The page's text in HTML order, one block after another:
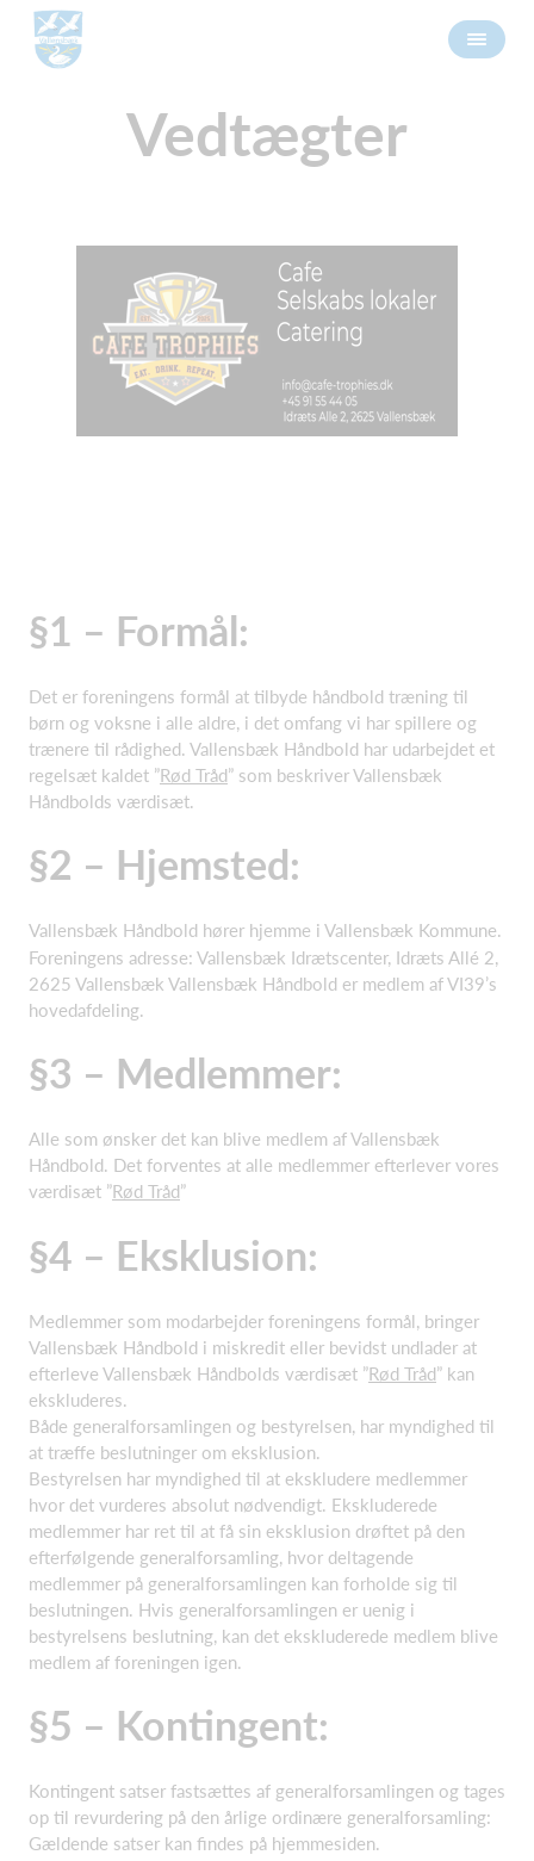
Vedtægter
§1 – Formål:
Det er foreningens formål at tilbyde håndbold træning til
børn og voksne i alle aldre, i det omfang vi har spillere og
trænere til rådighed. Vallensbæk Håndbold har udarbejdet et
regelsæt kaldet ”Rød Tråd” som beskriver Vallensbæk
Håndbolds værdisæt.
§2 – Hjemsted:
Vallensbæk Håndbold hører hjemme i Vallensbæk Kommune.
Foreningens adresse: Vallensbæk Idrætscenter, Idræts Allé 2,
2625 Vallensbæk Vallensbæk Håndbold er medlem af VI39’s
hovedafdeling.
§3 – Medlemmer:
Alle som ønsker det kan blive medlem af Vallensbæk
Håndbold. Det forventes at alle medlemmer efterlever vores
værdisæt ”Rød Tråd”
§4 – Eksklusion:
Medlemmer som modarbejder foreningens formål, bringer
Vallensbæk Håndbold i miskredit eller bevidst undlader at
efterleve Vallensbæk Håndbolds værdisæt ”Rød Tråd” kan
ekskluderes.
Både generalforsamlingen og bestyrelsen, har myndighed til
at træffe beslutninger om eksklusion.
Bestyrelsen har myndighed til at ekskludere medlemmer
hvor det vurderes absolut nødvendigt. Ekskluderede
medlemmer har ret til at få sin eksklusion drøftet på den
efterfølgende generalforsamling, hvor deltagende
medlemmer på generalforsamlingen kan forholde sig til
beslutningen. Hvis generalforsamlingen er uenig i
bestyrelsens beslutning, kan det ekskluderede medlem blive
medlem af foreningen igen.
§5 – Kontingent:
Kontingent satser fastsættes af generalforsamlingen og tages
op til revurdering på den årlige ordinære generalforsamling:
Gældende satser kan findes på hjemmesiden.